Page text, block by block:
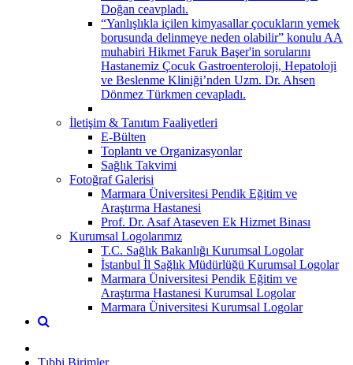
Doğan ceavpladı.
“Yanlışlıkla içilen kimyasallar çocukların yemek
borusunda delinmeye neden olabilir” konulu AA
muhabiri Hikmet Faruk Başer'in sorularını
Hastanemiz Çocuk Gastroenteroloji, Hepatoloji
ve Beslenme Kliniği’nden Uzm. Dr. Ahsen
Dönmez Türkmen cevapladı.
İletişim & Tanıtım Faaliyetleri
E-Bülten
Toplantı ve Organizasyonlar
Sağlık Takvimi
Fotoğraf Galerisi
Marmara Üniversitesi Pendik Eğitim ve
Araştırma Hastanesi
Prof. Dr. Asaf Ataseven Ek Hizmet Binası
Kurumsal Logolarımız
T.C. Sağlık Bakanlığı Kurumsal Logolar
İstanbul İl Sağlık Müdürlüğü Kurumsal Logolar
Marmara Üniversitesi Pendik Eğitim ve
Araştırma Hastanesi Kurumsal Logolar
Marmara Üniversitesi Kurumsal Logolar
Tıbbi Birimler